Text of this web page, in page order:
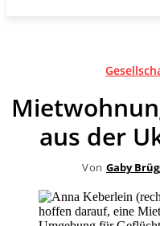
aus der
Von Gaby